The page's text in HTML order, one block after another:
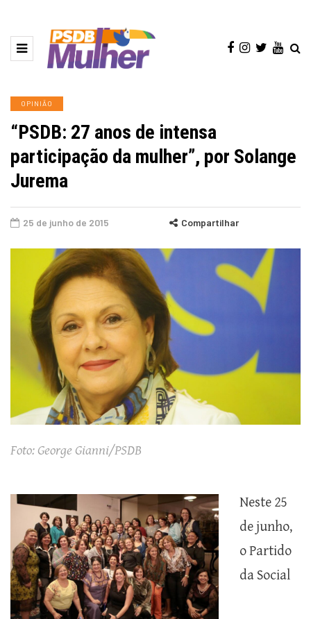
OPINIÃO
“PSDB: 27 anos de intensa
participação da mulher”, por Solange
Jurema
25 de junho de 2015 Compartilhar
Foto: George Gianni/PSDB
Neste 25
de junho,
o Partido
da Social